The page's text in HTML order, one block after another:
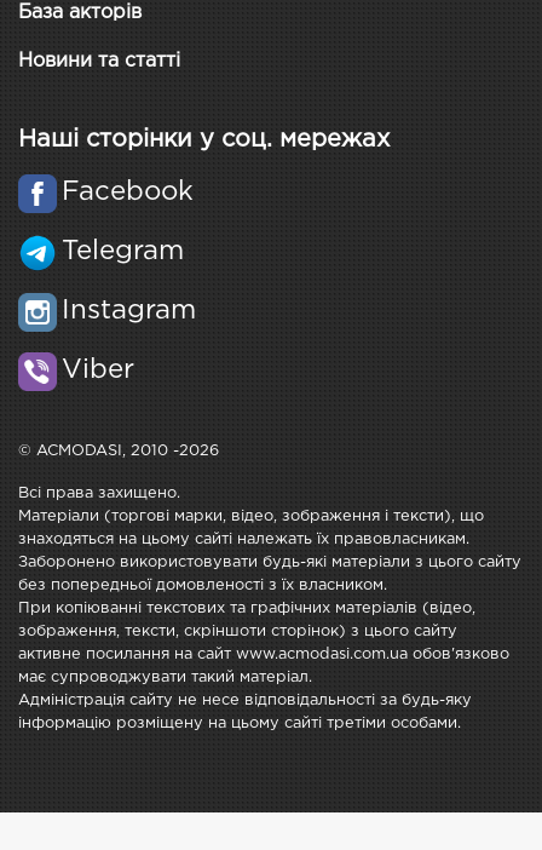
База акторів
Новини та статті
Наші сторінки у соц. мережах
Facebook
Telegram
Instagram
Viber
© ACMODASI, 2010 -2026
Всі права захищено.
Матеріали (торгові марки, відео, зображення і тексти), що
знаходяться на цьому сайті належать їх правовласникам.
Заборонено використовувати будь-які матеріали з цього сайту
без попередньої домовленості з їх власником.
При копіюванні текстових та графічних матеріалів (відео,
зображення, тексти, скріншоти сторінок) з цього сайту
активне посилання на сайт www.acmodasi.com.ua обов'язково
має супроводжувати такий матеріал.
Адміністрація сайту не несе відповідальності за будь-яку
інформацію розміщену на цьому сайті третіми особами.